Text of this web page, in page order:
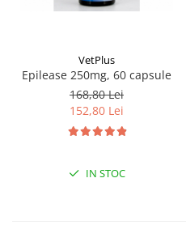
VetPlus
Epilease 250mg, 60 capsule
168,80 Lei
152,80 Lei
IN STOC